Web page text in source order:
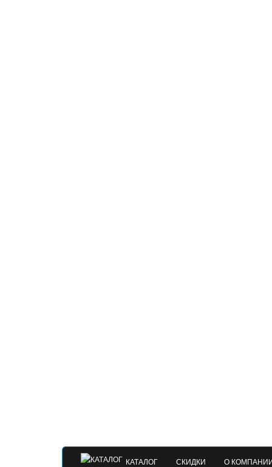
КАТАЛОГ СКИДКИ О